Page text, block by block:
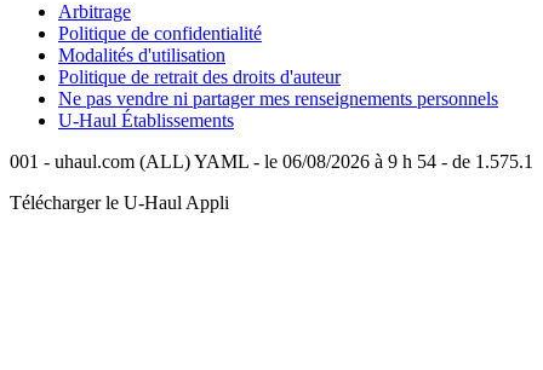
Arbitrage
Politique de confidentialité
Modalités d'utilisation
Politique de retrait des droits d'auteur
Ne pas vendre ni partager mes renseignements personnels
U-Haul Établissements
001 - uhaul.com (ALL) YAML - le 06/08/2026 à 9 h 54 - de 1.575.1
Télécharger le U-Haul Appli